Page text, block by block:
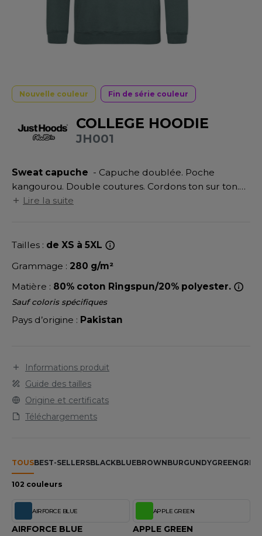
DE SERIE
VISIBILITE
DE MAISON
IN EUROPE
LABEL / TEAR AWAY
VETEMENTS
YOUR BRAND
SI ON L'APPELAIT FRANCIS
BY PROMODORO
HALES
ROW
OF THE LOOM
- BLANKS
DE LA MER
ECORESPONSABLE
Nouvelle couleur Fin de série couleur
COLLEGE HOODIE
JH001
Sweat capuche
kangourou. Double coutures. Cordons ton sur ton.
Poignets et ourlet en bords côte. Étiquette
Lire la suite
Tailles : de XS à 5XL
Grammage : 280 g/m²
Matière : 80% coton Ringspun/20% polyester.
Sauf coloris spécifiques
Pays d’origine : Pakistan
Informations produit
Guide des tailles
Origine et certificats
Téléchargements
TOUSBEST-SELLERSBLACKBLUEBROWNBURGUNDYGREENGREY
102 couleurs
AIRFORCE BLUE
AIRFORCE BLUE
APPLE GREEN
APPLE GREEN